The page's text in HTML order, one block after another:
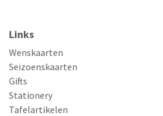
Links
Wenskaarten
Seizoenskaarten
Gifts
Stationery
Tafelartikelen